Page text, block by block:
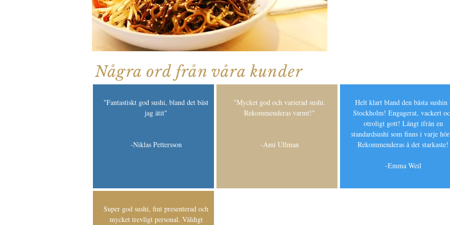
Några ord från våra kunder
"Fantastiskt god sushi, bland det bäst
jag ätit"
-Niklas Pettersson
"Mycket god och varierad sushi.
Rekommenderas varmt!"
-Ami Ullman
Helt klart bland den bästa sushin
Stockholm! Engagerat, vackert
otroligt gott! Långt ifrån en
standardsushi som finns i varje
Rekommenderas å det starkaste!
-Emma Weil
Super god sushi, fint presenterad och
mycket trevligt personal. Väldigt